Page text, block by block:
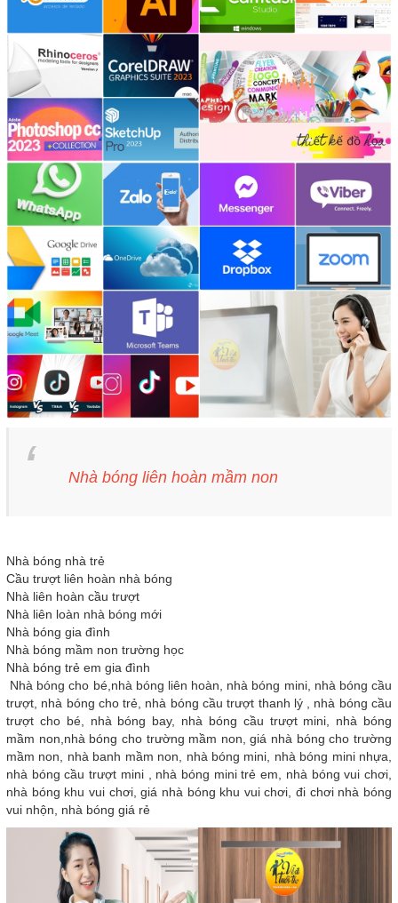
Nhà bóng liên hoàn mầm non
Nhà bóng nhà trẻ
Cầu trượt liên hoàn nhà bóng
Nhà liên hoàn cầu trượt
Nhà liên loàn nhà bóng mới
Nhà bóng gia đình
Nhà bóng mầm non trường học
Nhà bóng trẻ em gia đình
Nhà bóng cho bé,nhà bóng liên hoàn, nhà bóng mini, nhà bóng cầu
trượt, nhà bóng cho trẻ, nhà bóng cầu trượt thanh lý , nhà bóng cầu
trượt cho bé, nhà bóng bay, nhà bóng cầu trượt mini, nhà bóng
mầm non,nhà bóng cho trường mầm non, giá nhà bóng cho trường
mầm non, nhà banh mầm non, nhà bóng mini, nhà bóng mini nhựa,
nhà bóng cầu trượt mini , nhà bóng mini trẻ em, nhà bóng vui chơi,
nhà bóng khu vui chơi, giá nhà bóng khu vui chơi, đi chơi nhà bóng
vui nhộn, nhà bóng giá rẻ